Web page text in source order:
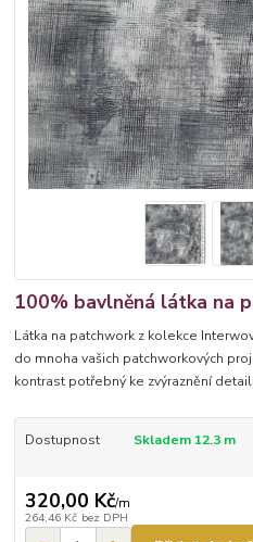
100% bavlněná látka na
Látka na patchwork z kolekce
do mnoha vašich patchworkových
kontrast potřebný ke zvýraznění
Dostupnost Skladem 12.3 m
320,00 Kč/m
264,46 Kč bez DPH